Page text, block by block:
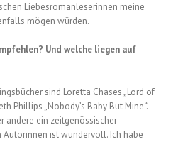
Liebesromanleserinnen meine
mögen würden.
Und welche liegen auf
sind Loretta Chases „Lord of
Phillips „Nobody’s Baby But Mine“.
andere ein zeitgenössischer
ist wundervoll. Ich habe